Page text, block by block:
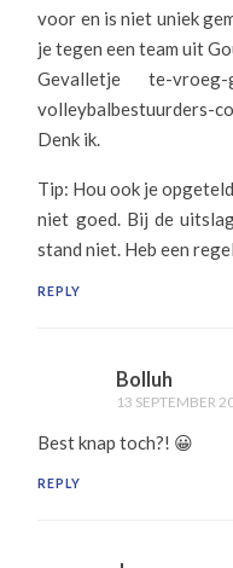
voor en is niet uniek
je tegen een team uit
Gevalletje te-vroeg-
volleybalbestuurders-
Denk ik.
Tip: Hou ook je
niet goed. Bij de
stand niet. Heb een
REPLY
Bolluh
13 SEPTEMBER
Best knap toch?! 😀
REPLY